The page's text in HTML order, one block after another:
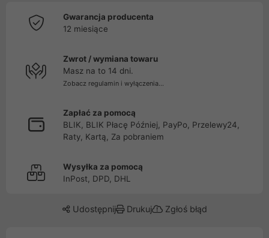
Gwarancja producenta
12 miesiące
Zwrot / wymiana towaru
Masz na to 14 dni.
Zobacz regulamin i wyłączenia...
Zapłać za pomocą
BLIK, BLIK Płacę Później, PayPo, Przelewy24,
Raty, Kartą, Za pobraniem
Wysyłka za pomocą
InPost, DPD, DHL
Udostępnij Drukuj Zgłoś błąd